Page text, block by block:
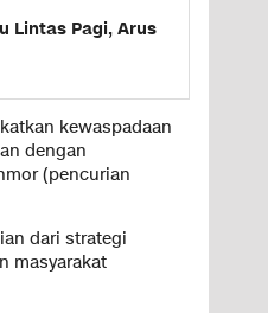
Lintas Pagi, Arus
kewaspadaan
dengan
(pencurian
dari strategi
masyarakat